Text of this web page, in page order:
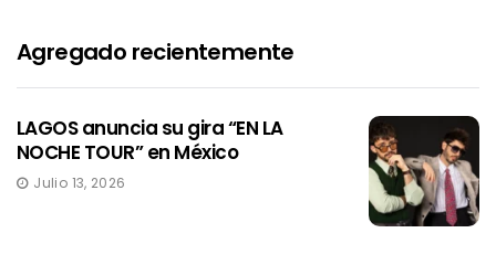
Agregado recientemente
LAGOS anuncia su gira “EN LA
NOCHE TOUR” en México
Julio 13, 2026